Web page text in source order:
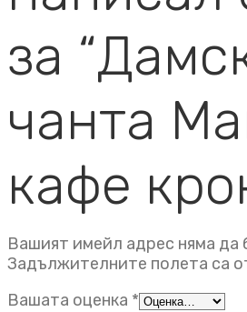
за
чанта
кафе
Вашият имейл адрес няма да
Задължителните полета са
Вашата оценка *